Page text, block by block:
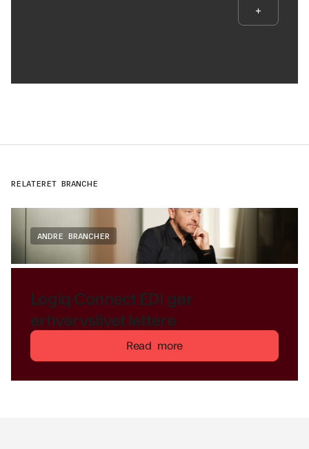
+
RELATERET BRANCHE
ANDRE BRANCHER
Logiq Connect EDI gør
erhvervslivet lettere
Read more